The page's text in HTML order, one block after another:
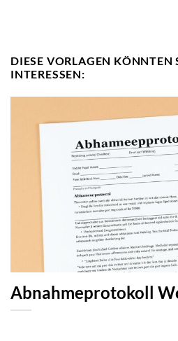
DIESE VORLAGEN KÖNNTEN
INTERESSEN:
Abnahmeprotokoll